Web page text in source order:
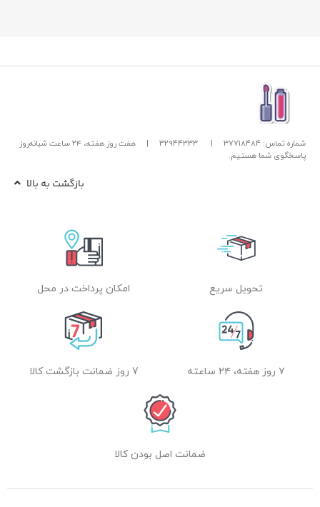
شماره تماس: 37718484 |
32944333
|
هفت روز هفته، ۲۴ ساعت شبانه‌روز
پاسخگوی شما هستیم.
بازگشت به بالا
تحویل سریع امکان پرداخت در محل
۷ روز هفته، ۲۴ ساعته 7 روز ضمانت بازگشت کالا
ضمانت اصل بودن کالا